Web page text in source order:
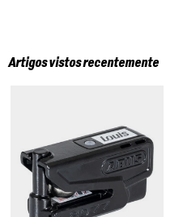
Artigos vistos recentemente